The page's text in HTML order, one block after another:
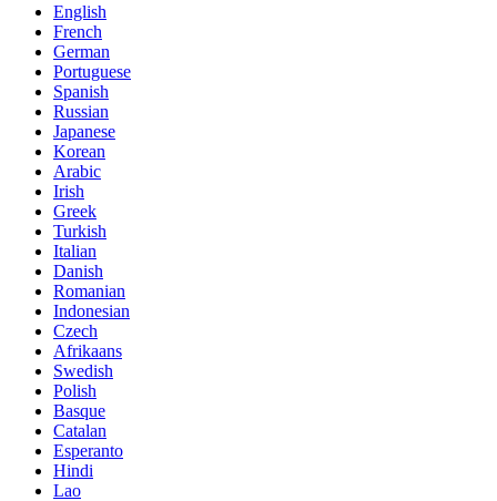
English
French
German
Portuguese
Spanish
Russian
Japanese
Korean
Arabic
Irish
Greek
Turkish
Italian
Danish
Romanian
Indonesian
Czech
Afrikaans
Swedish
Polish
Basque
Catalan
Esperanto
Hindi
Lao